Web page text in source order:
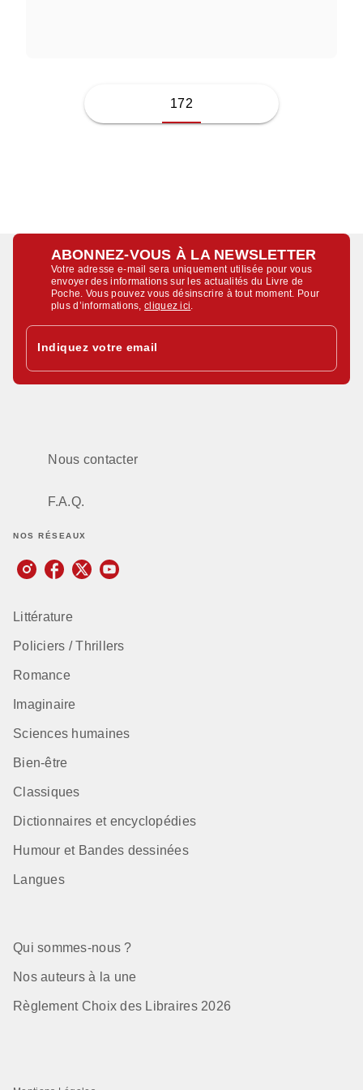
172
ABONNEZ-VOUS À LA NEWSLETTER
Votre adresse e-mail sera uniquement utilisée pour vous
envoyer des informations sur les actualités du Livre de
Poche. Vous pouvez vous désinscrire à tout moment. Pour
plus d’informations,cliquez ici
Indiquez votre email
Nous contacter
F.A.Q.
NOS RÉSEAUX
Littérature
Policiers / Thrillers
Romance
Imaginaire
Sciences humaines
Bien-être
Classiques
Dictionnaires et encyclopédies
Humour et Bandes dessinées
Langues
Qui sommes-nous ?
Nos auteurs à la une
Règlement Choix des Libraires 2026